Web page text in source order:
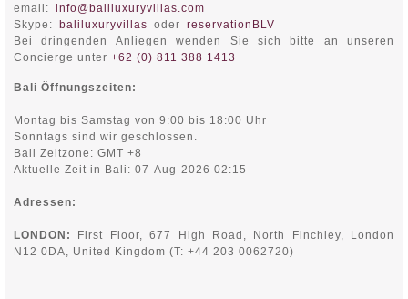
email: info@baliluxuryvillas.com
Skype: baliluxuryvillas oder reservationBLV
Bei dringenden Anliegen wenden Sie sich bitte an unseren
Concierge unter +62 (0) 811 388 1413
Bali Öffnungszeiten:
Montag bis Samstag von 9:00 bis 18:00 Uhr
Sonntags sind wir geschlossen.
Bali Zeitzone: GMT +8
Aktuelle Zeit in Bali: 07-Aug-2026 02:15
Adressen:
LONDON: First Floor, 677 High Road, North Finchley,
London
N12 0DA, United Kingdom (T: +44 203 0062720)